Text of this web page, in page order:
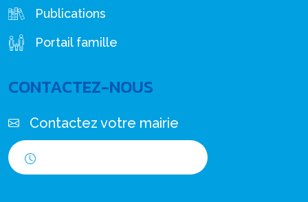
Publications
Portail famille
CONTACTEZ-NOUS
Contactez votre mairie